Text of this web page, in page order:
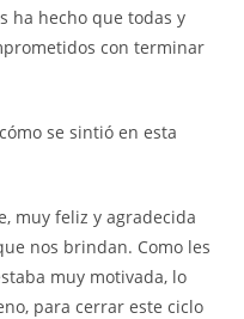
ha hecho que todas y
con terminar
se sintió en esta
muy feliz y agradecida
nos brindan. Como les
muy motivada, lo
para cerrar este ciclo